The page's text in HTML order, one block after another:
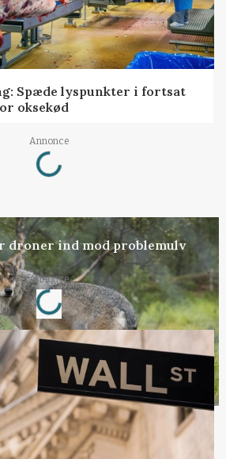
Spæde lyspunkter i fortsat
oksekød
Annonce
Loading...
droner ind mod problemulv
Annonce
Loading...